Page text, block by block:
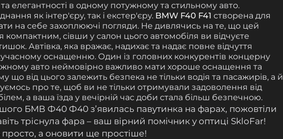
елегантності в одному потужному та стильному авто.
як інтер'єру, так і екстер'єру. BMW F40 F41 створена для
на себе захоплюючі погляди. Не дивлячись на те, що цей
компактним, сівши у салон цього автомобіля ви відчуєте
Автівка, яка вражає, надихає та надає повне відчуття
оснащенню. Один із головних конкурентів концерну
авто неймовірно важливо мати хороше оснащення та
що від цього залежить безпека не тільки водія та пасажирів, а й
про те, щоб ви не тільки отримували задоволення від
а ваша їзда у вечірній час доби стала більш безпечною.
БМВ Ф40 Ф40 з’явилась павутинка на фарах, пожовтіли
тріснула фара – ваш вірний помічник у оптиці SkloFar!
а оновити ще простіше!